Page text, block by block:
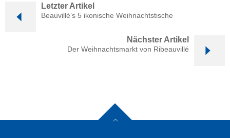
Letzter Artikel
Beauvillé’s 5 ikonische Weihnachtstische
Nächster Artikel
Der Weihnachtsmarkt von Ribeauvillé